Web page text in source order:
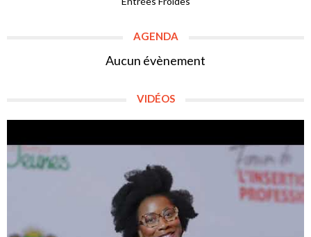
AGENDA
Aucun évènement
VIDÉOS